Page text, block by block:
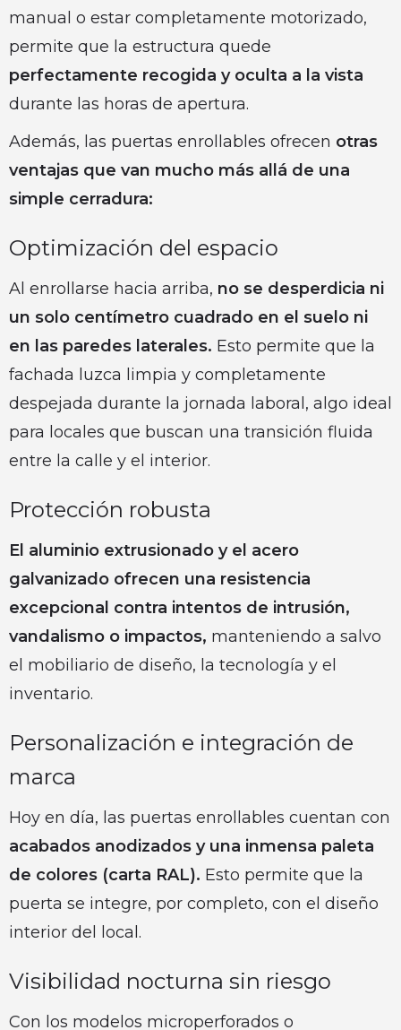
manual o estar completamente motorizado,
permite que la estructura quede
perfectamente recogida y oculta a la vista
durante las horas de apertura.
Además, las puertas enrollables ofrecen otras
ventajas que van mucho más allá de una
simple cerradura:
Optimización del espacio
Al enrollarse hacia arriba, no se desperdicia ni
un solo centímetro cuadrado en el suelo ni
en las paredes laterales. Esto permite que la
fachada luzca limpia y completamente
despejada durante la jornada laboral, algo ideal
para locales que buscan una transición fluida
entre la calle y el interior.
Protección robusta
El aluminio extrusionado y el acero
galvanizado ofrecen una resistencia
excepcional contra intentos de intrusión,
vandalismo o impactos, manteniendo a salvo
el mobiliario de diseño, la tecnología y el
inventario.
Personalización e integración de
marca
Hoy en día, las puertas enrollables cuentan con
acabados anodizados y una inmensa paleta
de colores (carta RAL). Esto permite que la
puerta se integre, por completo, con el diseño
interior del local.
Visibilidad nocturna sin riesgo
Con los modelos microperforados o